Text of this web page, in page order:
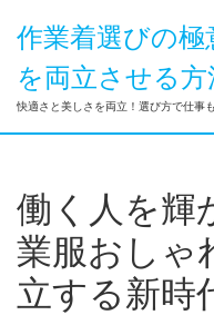
作業着選びの
を両立させる方
快適さと美しさを両立！選び方で仕事
働く人を輝
業服おしゃ
立する新時